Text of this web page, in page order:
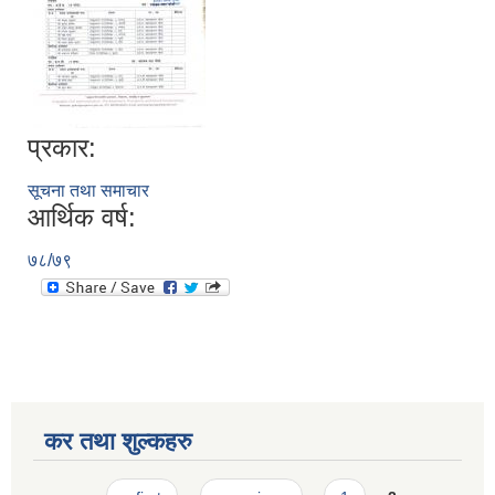
प्रकार:
सूचना तथा समाचार
आर्थिक वर्ष:
७८/७९
कर तथा शुल्कहरु